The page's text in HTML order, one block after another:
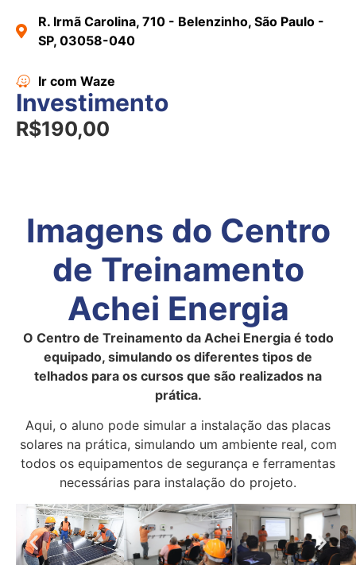
R. Irmã Carolina, 710 - Belenzinho, São Paulo -
SP, 03058-040
Ir com Waze
Investimento
R$190,00
Imagens do Centro
de Treinamento
Achei Energia
O Centro de Treinamento da Achei Energia é todo
equipado, simulando os diferentes tipos de
telhados para os cursos que são realizados na
prática.
Aqui, o aluno pode simular a instalação das placas
solares na prática, simulando um ambiente real, com
todos os equipamentos de segurança e ferramentas
necessárias para instalação do projeto.